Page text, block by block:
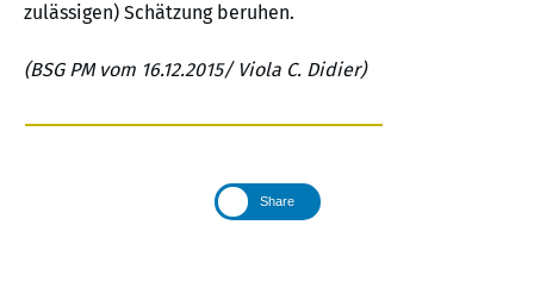
zulässigen) Schätzung beruhen.
(BSG PM vom 16.12.2015/ Viola C. Didier)
Share